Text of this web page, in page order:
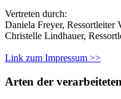
Vertreten durch:
Daniela Freyer, Ressortleiter
Christelle Lindhauer,
Link zum Impressum >>
Arten der